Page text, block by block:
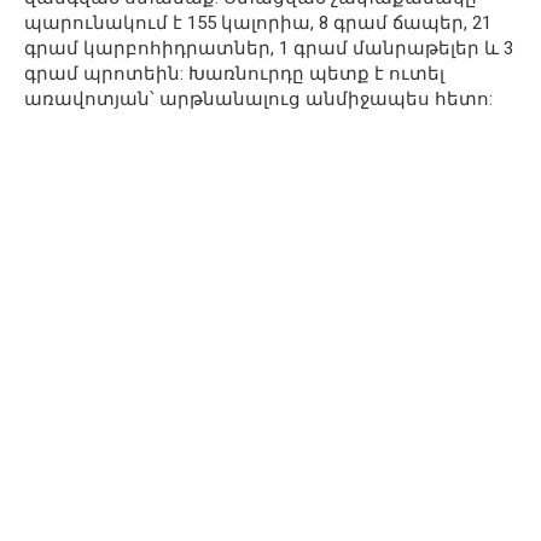
պարունակում է 155 կալորիա, 8 գրամ ճապեր, 21
գրամ կարբոհիդրատներ, 1 գրամ մանրաթելեր և 3
գրամ պրոտեին: Խառնուրդը պետք է ուտել
առավոտյան՝ արթնանալուց անմիջապես հետո: